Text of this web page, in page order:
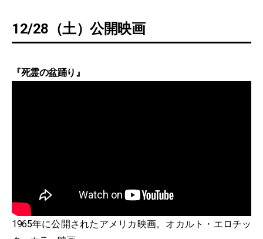
12/28（土）公開映画
『死霊の盆踊り』
1965年に公開されたアメリカ映画。オカルト・エロチッ